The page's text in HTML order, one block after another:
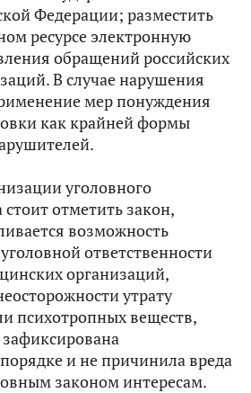
Федерации; разместить
ресурсе электронную
обращений российских
В случае нарушения
мер понуждения
как крайней формы
уголовного
стоит отметить закон,
возможность
ответственности
организаций,
утрату
психотропных веществ,
зафиксирована
и не причинила вреда
законом интересам.